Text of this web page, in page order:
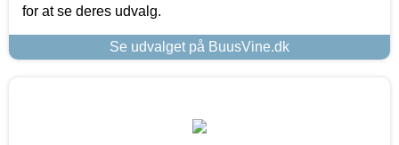
for at se deres udvalg.
Se udvalget på BuusVine.dk